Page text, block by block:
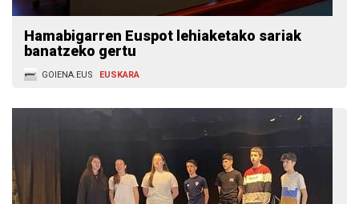
Hamabigarren Euspot lehiaketako sariak
banatzeko gertu
GOIENA.EUS EUSKARA